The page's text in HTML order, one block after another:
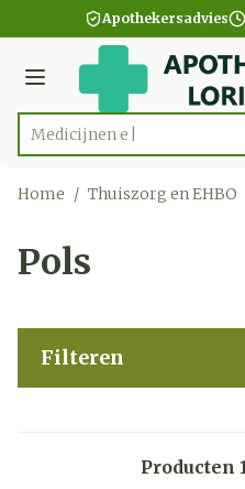
Ga naar de inhoudApothekersadvies
Menu
Product, merk, categorie...
Home / Thuiszorg en EHBO
Pols
Filteren
Producten